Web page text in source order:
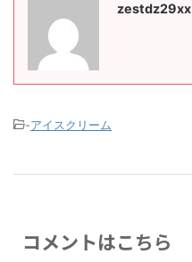
zestdz29xx
-アイスクリーム
コメントはこちら